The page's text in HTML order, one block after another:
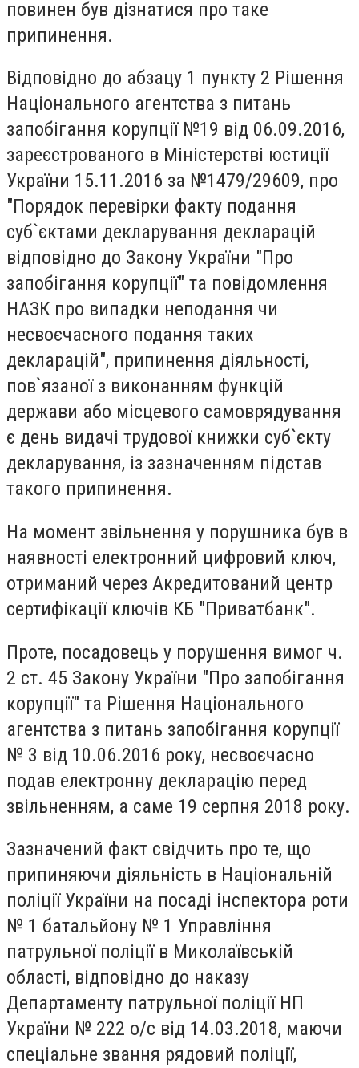
повинен був дізнатися про таке
припинення.
Відповідно до абзацу 1 пункту 2 Рішення
Національного агентства з питань
запобігання корупції №19 від 06.09.2016,
зареєстрованого в Міністерстві юстиції
України 15.11.2016 за №1479/29609, про
"Порядок перевірки факту подання
суб`єктами декларування декларацій
відповідно до Закону України "Про
запобігання корупції" та повідомлення
НАЗК про випадки неподання чи
несвоєчасного подання таких
декларацій", припинення діяльності,
пов`язаної з виконанням функцій
держави або місцевого самоврядування
є день видачі трудової книжки суб`єкту
декларування, із зазначенням підстав
такого припинення.
На момент звільнення у порушника був в
наявності електронний цифровий ключ,
отриманий через Акредитований центр
сертифікації ключів КБ "Приватбанк".
Проте, посадовець у порушення вимог ч.
2 ст. 45 Закону України "Про запобігання
корупції" та Рішення Національного
агентства з питань запобігання корупції
№ 3 від 10.06.2016 року, несвоєчасно
подав електронну декларацію перед
звільненням, а саме 19 серпня 2018 року.
Зазначений факт свідчить про те, що
припиняючи діяльність в Національній
поліції України на посаді інспектора роти
№ 1 батальйону № 1 Управління
патрульної поліції в Миколаївській
області, відповідно до наказу
Департаменту патрульної поліції НП
України № 222 о/с від 14.03.2018, маючи
спеціальне звання рядовий поліції,